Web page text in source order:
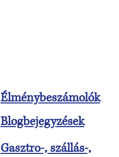
Élménybeszámolók
Blogbejegyzések
Gasztro-, szállás-,